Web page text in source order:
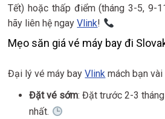
Tết) hoặc thấp điểm (tháng 3-5, 9-
hãy liên hệ ngayVlink!
Mẹo săn giá vé máy bay đi
Đại lý vé máy bayVlink mách bạn
Đặt vé sớm: Đặt trước 2-3
nhất.